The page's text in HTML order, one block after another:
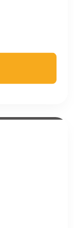
de
et des liens
courriel(« Pour